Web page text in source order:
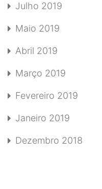
Julho 2019
Maio 2019
Abril 2019
Março 2019
Fevereiro 2019
Janeiro 2019
Dezembro 2018